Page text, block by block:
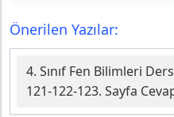
Önerilen Yazılar:
4. Sınıf Fen Bilimleri
121-122-123. Sayfa